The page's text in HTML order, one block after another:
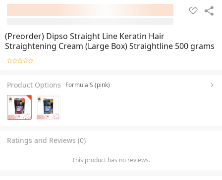
(Preorder) Dipso Straight Line Keratin Hair
Straightening Cream (Large Box) Straightline 500 grams
Product Options Formula S (pink)
Ratings and Reviews (0)
This product has no reviews.